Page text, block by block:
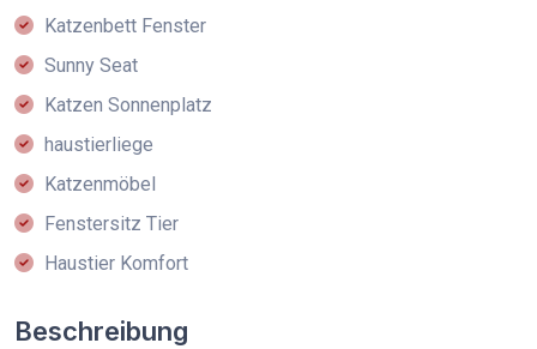
Katzenbett Fenster
Sunny Seat
Katzen Sonnenplatz
haustierliege
Katzenmöbel
Fenstersitz Tier
Haustier Komfort
Beschreibung